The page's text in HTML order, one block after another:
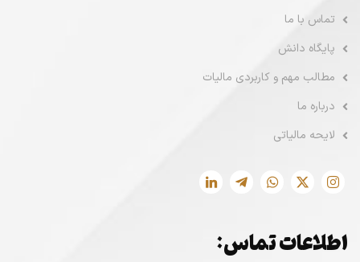
تماس با ما
پایگاه دانش
مطالب مهم و کاربردی مالیات
درباره ما
لایحه مالیاتی
اطلاعات تماس: